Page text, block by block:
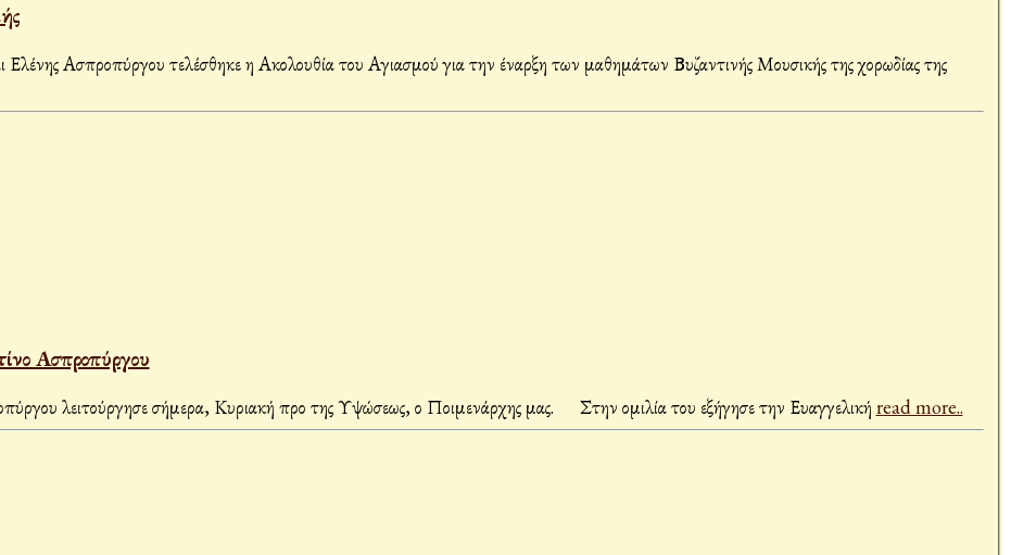
Ασπροπύργου τελέσθηκε η Ακολουθία του Αγιασμού για την έναρξη των μαθημάτων Βυζαντινής Μουσικής της χορωδίας της
Ασπροπύργου
λειτούργησε σήμερα, Κυριακή προ της Υψώσεως, ο Ποιμενάρχης μας. Στην ομιλία του εξήγησε την Ευαγγελική read more..